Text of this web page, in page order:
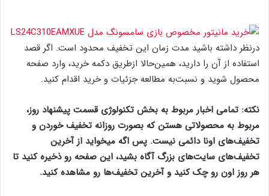
درنظر داشته باشید مدت زمان این تخفیف محدود است. اگر قصد
استفاده از آن را دارید، همین‌حالا ازطریق دکمه خرید، وارد صفحه
محصول شوید و نسبت‌به مطالعه جزئیات و خرید اقدام کنید.
نکته: تمامی اخبار مربوط‌ به بخش تکنولوژی قسمت پیشنهاد روز،
مربوط به محصولاتی هستن که بصورت روزانه تخفیف خوردن و
تخفیف‌های اونا دائمی نیست. پس اگه میخواید از آخرین
تخفیف‌های سایت‌های بزرگ آگاه بشید، این صفحه رو ذخیره کنید تا
هر روز اون رو چک کنید و آخرین تخفیف‌ها رو مشاهده کنید.